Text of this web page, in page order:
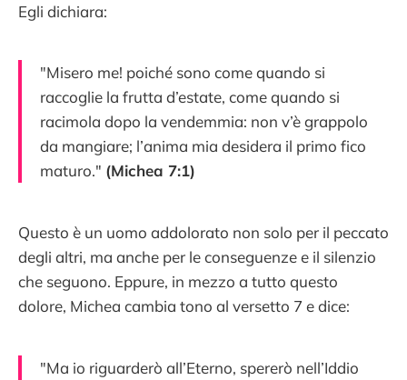
Egli dichiara:
"Misero me! poiché sono come quando si
raccoglie la frutta d’estate, come quando si
racimola dopo la vendemmia: non v’è grappolo
da mangiare; l’anima mia desidera il primo fico
maturo." (Michea 7:1)
Questo è un uomo addolorato non solo per il peccato
degli altri, ma anche per le conseguenze e il silenzio
che seguono. Eppure, in mezzo a tutto questo
dolore, Michea cambia tono al versetto 7 e dice:
"Ma io riguarderò all’Eterno, spererò nell’Iddio